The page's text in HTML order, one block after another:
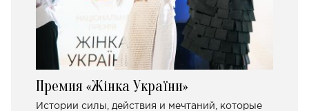
Премия «Жінка України»
Истории силы, действия и мечтаний, которые